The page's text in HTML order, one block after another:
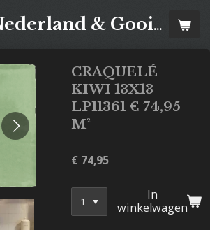
Sani Nederland & Goois Tegelhuis
CRAQUELÉ
KIWI 13X13
LP11361 € 74,95
M²
€ 74,95
In
winkelwagen